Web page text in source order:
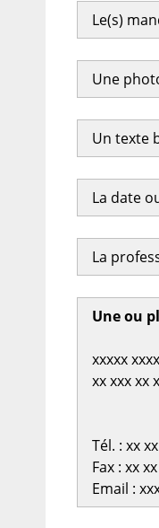
Le(s)
Une
Un texte
La date
La
Une ou
xxxxx
xx xxx xx
Tél. : xx
Fax : xx
Email :